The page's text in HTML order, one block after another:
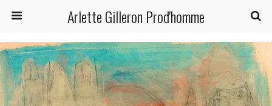
Arlette Gilleron Prod'homme